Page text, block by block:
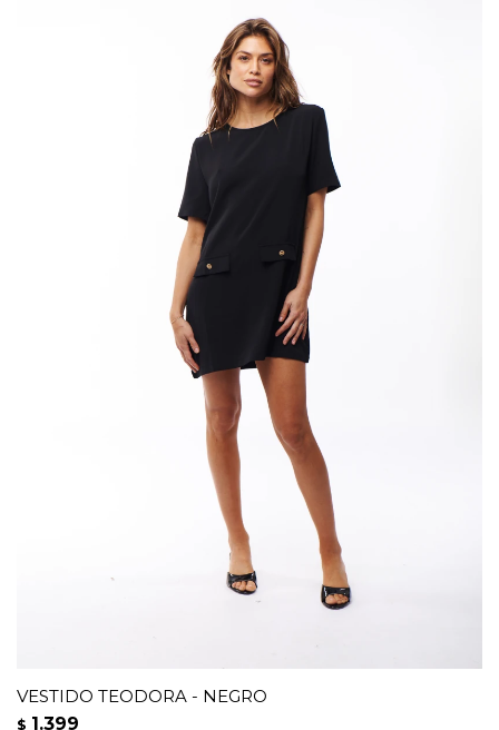
VESTIDO TEODORA - NEGRO
$ 1.399